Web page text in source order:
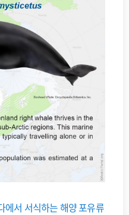
에서 서식하는 해양 포유류